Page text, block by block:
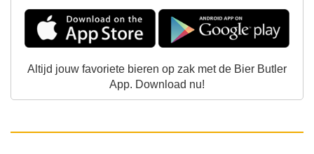
Altijd jouw favoriete bieren op zak met de Bier Butler
App. Download nu!